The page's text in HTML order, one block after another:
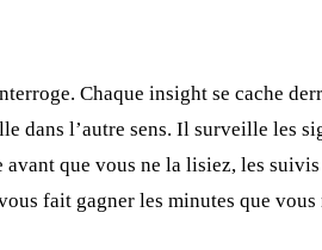
Chaque insight se cache
dans l’autre sens. Il surveille les
que vous ne la lisiez, les suivis
fait gagner les minutes que vous